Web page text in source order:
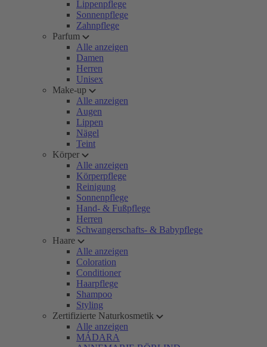
Lippenpflege
Sonnenpflege
Zahnpflege
Parfum
Alle anzeigen
Damen
Herren
Unisex
Make-up
Alle anzeigen
Augen
Lippen
Nägel
Teint
Körper
Alle anzeigen
Körperpflege
Reinigung
Sonnenpflege
Hand- & Fußpflege
Herren
Schwangerschafts- & Babypflege
Haare
Alle anzeigen
Coloration
Conditioner
Haarpflege
Shampoo
Styling
Zertifizierte Naturkosmetik
Alle anzeigen
MÁDARA